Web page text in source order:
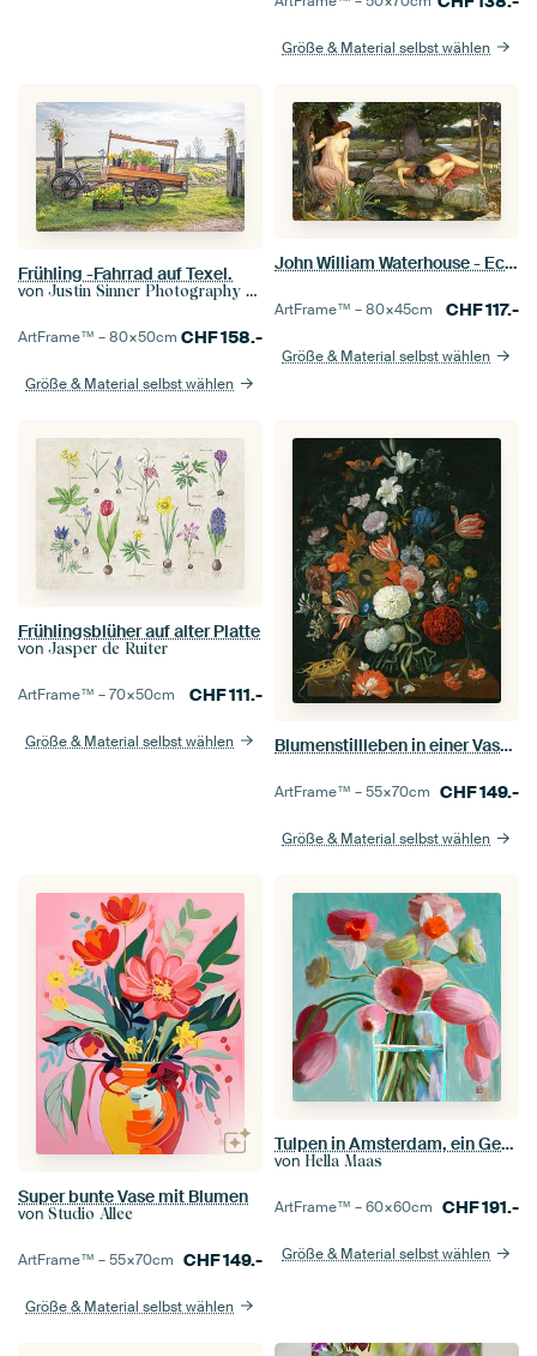
Größe & Material selbst wählen
Frühling -Fahrrad auf Texel.
von Justin Sinner Photography (Fotograf auf Texel)
ArtFrame™ –80×50cm CHF158.-
Größe & Material selbst wählen
John William Waterhouse - Echo and Narcissus
ArtFrame™ –80×45cm CHF117.-
Größe & Material selbst wählen
Frühlingsblüher auf alter Platte
von Jasper de Ruiter
ArtFrame™ –70×50cm CHF111.-
Größe & Material selbst wählen Blumenstillleben in einer Vase mit Maiskolben und Schnecke, Jacob Rootius
ArtFrame™ –55×70cm CHF149.-
Größe & Material selbst wählen
Super bunte Vase mit Blumen
von Studio Allee
ArtFrame™ –55×70cm CHF149.-
Größe & Material selbst wählen
Tulpen in Amsterdam, ein Gemälde mit Blumen, Tulpen aus den Niederlanden.
von Hella Maas
ArtFrame™ –60×60cm CHF191.-
Größe & Material selbst wählen